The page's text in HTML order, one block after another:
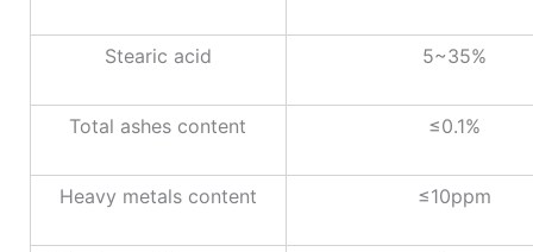
Stearic acid 5~35%
Total ashes content ≤0.1%
Heavy metals content ≤10ppm